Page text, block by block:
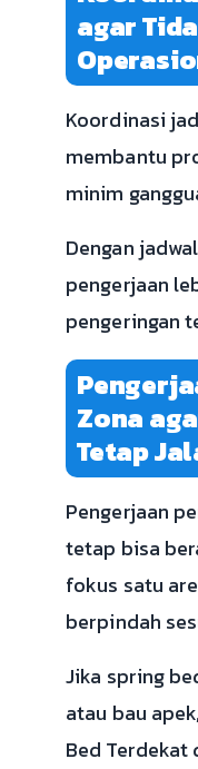
agar
Koordinasi
membantu
minim
Dengan
pengerjaan
pengeringan
Zona
Tetap
Pengerjaan
tetap bisa
fokus satu
berpindah
Jika spring
atau bau
Bed Terdekat